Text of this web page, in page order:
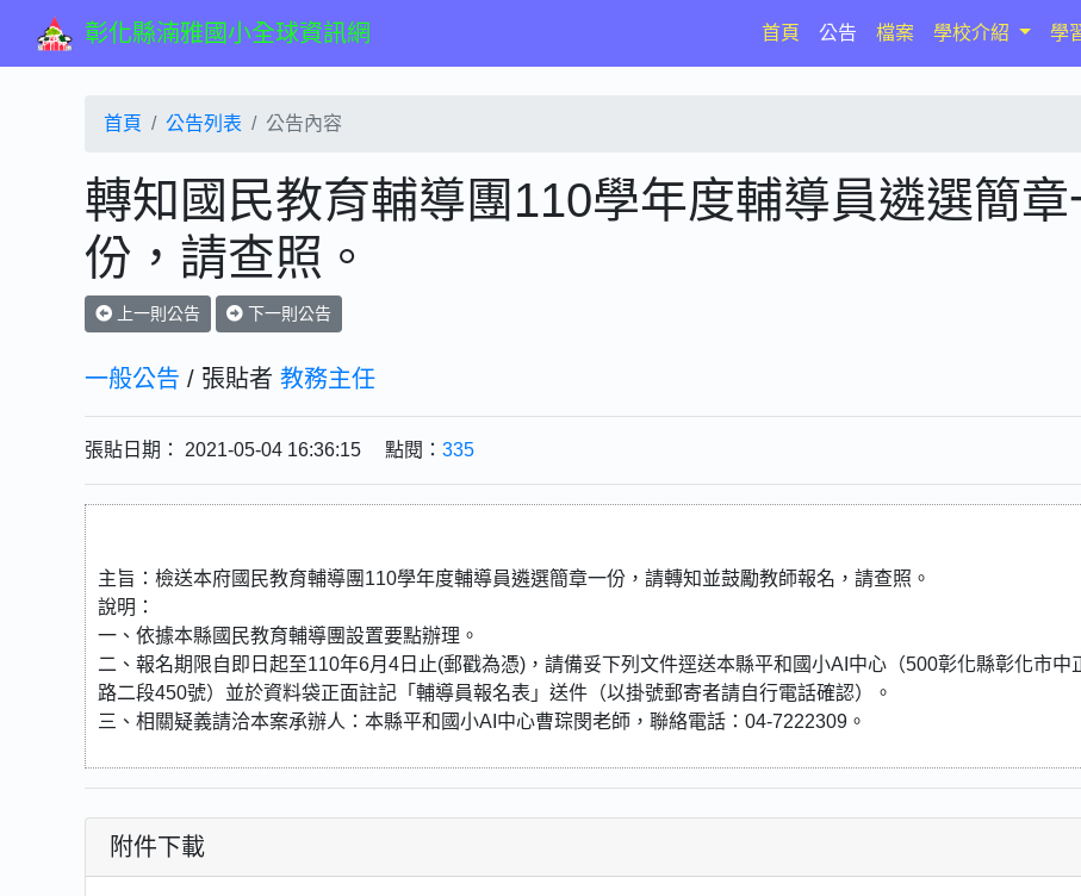
彰化縣湳雅國小全球資訊網 首頁(current)
公告 檔案 學校介紹 學
首頁 公告列表 公告內容
轉知國民教育輔導團110學年度輔導員遴選簡章
份，請查照。
上一則公告 下一則公告
一般公告 / 張貼者 教務主任
張貼日期： 2021-05-04 16:36:15 點閱： 335
主旨：檢送本府國民教育輔導團110學年度輔導員遴選簡章一份，請轉知並鼓勵教師報名，請查照。
說明：
一、依據本縣國民教育輔導團設置要點辦理。
二、報名期限自即日起至110年6月4日止(郵戳為憑)，請備妥下列文件逕送本縣平和國小AI中心（500彰化縣彰化市中
路二段450號）並於資料袋正面註記「輔導員報名表」送件（以掛號郵寄者請自行電話確認）。
三、相關疑義請洽本案承辦人：本縣平和國小AI中心曹琮閔老師，聯絡電話：04-7222309。
附件下載